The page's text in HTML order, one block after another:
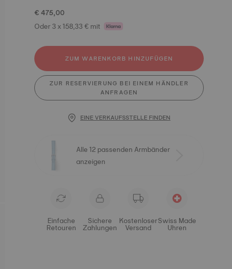
€ 475,00
Oder 3 x 158,33 € mit
ZUM WARENKORB HINZUFÜGEN
ZUR RESERVIERUNG BEI EINEM HÄNDLER
ANFRAGEN
EINE VERKAUFSSTELLE FINDEN
Alle 12 passenden Armbänder
anzeigen
Einfache
Retouren
Sichere
Zahlungen
Kostenloser
Versand
Swiss Made
Uhren